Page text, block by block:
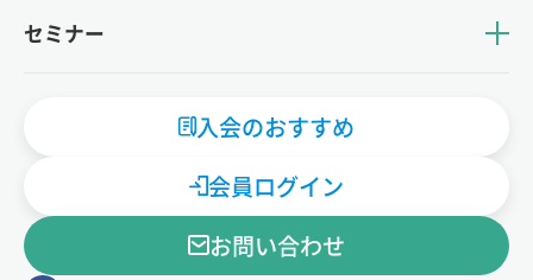
セミナー
入会のおすすめ
会員ログイン
お問い合わせ